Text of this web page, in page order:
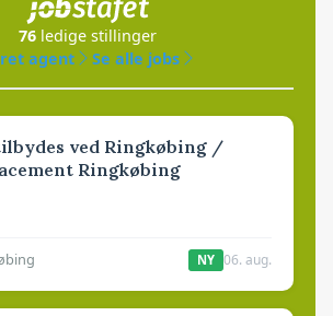
76 ledige stillinger
agent
Se alle jobs
ved Ringkøbing /
Ringkøbing
NY 06. aug.